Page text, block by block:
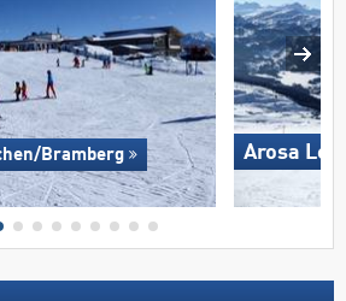
​Bramberg Arosa